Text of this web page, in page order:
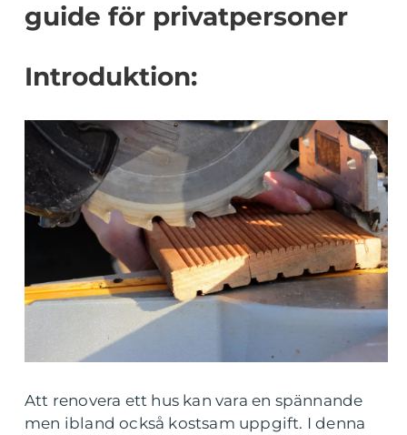
guide för privatpersoner
Introduktion:
Att renovera ett hus kan vara en spännande
men ibland också kostsam uppgift. I denna